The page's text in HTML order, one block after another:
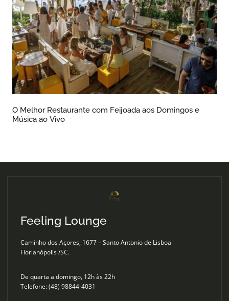
O Melhor Restaurante com Feijoada aos Domingos e
Música ao Vivo
Feeling Lounge
Caminho dos Açores, 1677 – Santo Antonio de Lisboa
Florianópolis /SC.
De quarta a domingo, 12h às 22h
Telefone: (48) 98844-4031